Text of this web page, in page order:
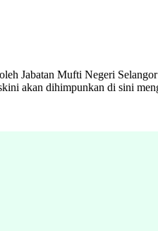
Jabatan Mufti Negeri
akan dihimpunkan di sini